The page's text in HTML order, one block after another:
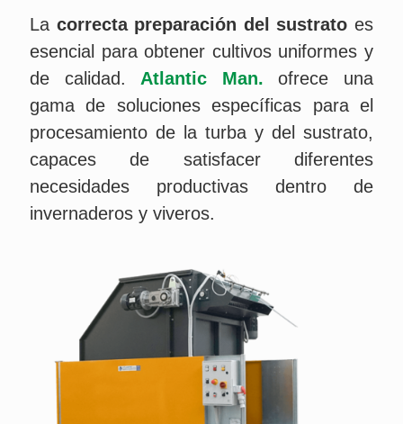
La correcta preparación del sustrato es
esencial para obtener cultivos uniformes y
de calidad. Atlantic Man. ofrece una
gama de soluciones específicas para el
procesamiento de la turba y del sustrato,
capaces de satisfacer diferentes
necesidades productivas dentro de
invernaderos y viveros.